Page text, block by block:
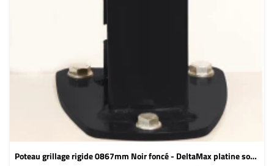
Poteau grillage rigide 0867mm Noir foncé - DeltaMax platine soudée